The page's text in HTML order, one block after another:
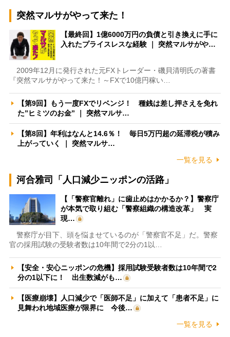
突然マルサがやって来た！
【最終回】1億6000万円の負債と引き換えに手に
入れたプライスレスな経験 ｜ 突然マルサがや…
2009年12月に発行された元FXトレーダー・磯貝清明氏の著書
『突然マルサがやって来た！～FXで10億円稼い…
【第9回】もう一度FXでリベンジ！ 種銭は差し押さえを免れ
た”ヒミツのお金” ｜ 突然マルサ…
【第8回】年利はなんと14.6％！ 毎日5万円超の延滞税が積み
上がっていく ｜ 突然マルサ…
一覧を見る
河合雅司「人口減少ニッポンの活路」
【「警察官離れ」に歯止めはかかるか？】警察庁
が本気で取り組む「警察組織の構造改革」 実
現…
警察庁が目下、頭を悩ませているのが「警察官不足」だ。警察
官の採用試験の受験者数は10年間で2分の1以…
【安全・安心ニッポンの危機】採用試験受験者数は10年間で2
分の1以下に！ 出生数減がも…
【医療崩壊】人口減少で「医師不足」に加えて「患者不足」に
見舞われ地域医療が限界に 今後…
一覧を見る